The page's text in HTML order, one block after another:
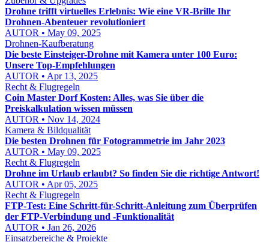
Drohne trifft virtuelles Erlebnis: Wie eine VR-Brille Ihr
Drohnen-Abenteuer revolutioniert
AUTOR • May 09, 2025
Drohnen-Kaufberatung
Die beste Einsteiger-Drohne mit Kamera unter 100 Euro:
Unsere Top-Empfehlungen
AUTOR • Apr 13, 2025
Recht & Flugregeln
Coin Master Dorf Kosten: Alles, was Sie über die
Preiskalkulation wissen müssen
AUTOR • Nov 14, 2024
Kamera & Bildqualität
Die besten Drohnen für Fotogrammetrie im Jahr 2023
AUTOR • May 09, 2025
Recht & Flugregeln
Drohne im Urlaub erlaubt? So finden Sie die richtige Antwort!
AUTOR • Apr 05, 2025
Recht & Flugregeln
FTP-Test: Eine Schritt-für-Schritt-Anleitung zum Überprüfen
der FTP-Verbindung und -Funktionalität
AUTOR • Jan 26, 2026
Einsatzbereiche & Projekte